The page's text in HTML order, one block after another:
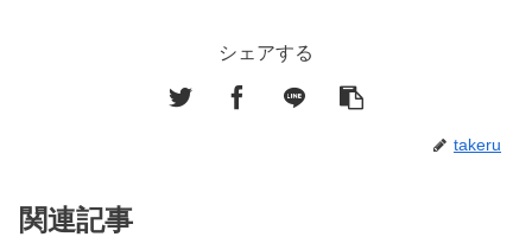
シェアする
takeru
関連記事